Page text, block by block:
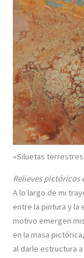
«Siluetas
Relieves pictóricos
A lo largo de mi
entre la pintura y la
motivo emergen mis
en la masa
al darle estructura